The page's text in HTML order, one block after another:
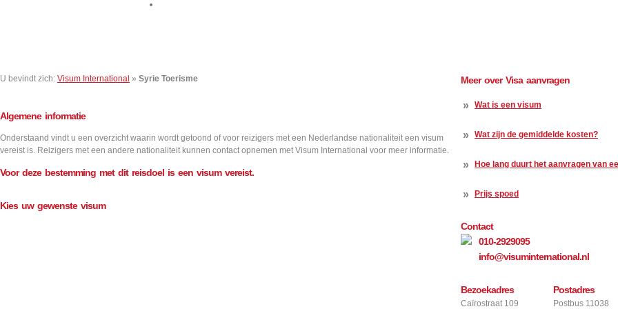
U bevindt zich: Visum International » Syrie Toerisme
Algemene informatie
Onderstaand vindt u een overzicht waarin wordt getoond of voor reizigers met een Nederlandse nationaliteit een visum
vereist is. Reizigers met een andere nationaliteit kunnen contact opnemen met Visum International voor meer informatie.
Voor deze bestemming met dit reisdoel is een visum vereist.
Kies uw gewenste visum
Meer over Visa aanvragen
» Wat is een visum
» Wat zijn de gemiddelde kosten?
» Hoe lang duurt het aanvragen van
» Prijs spoed
Contact
010-2929095
info@visuminternational.nl
Bezoekadres
Caïrostraat 109
Postadres
Postbus 11038